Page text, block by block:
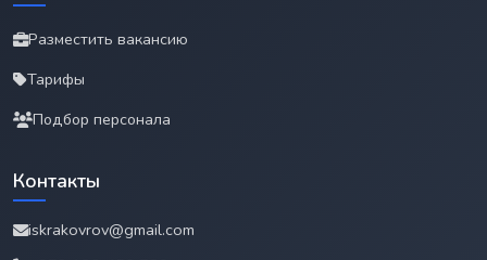
Разместить вакансию
Тарифы
Подбор персонала
Контакты
iskrakovrov@gmail.com